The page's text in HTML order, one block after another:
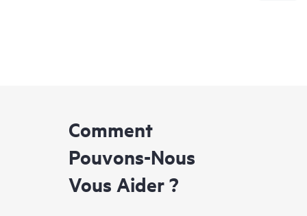
Comment
Pouvons-Nous
Vous Aider ?